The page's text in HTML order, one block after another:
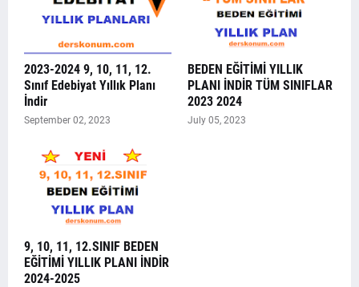
2023-2024 9, 10, 11, 12.
Sınıf Edebiyat Yıllık Planı
İndir
September 02, 2023
BEDEN EĞİTİMİ YILLIK
PLANI İNDİR TÜM SINIFLAR
2023 2024
July 05, 2023
9, 10, 11, 12.SINIF BEDEN
EĞİTİMİ YILLIK PLANI İNDİR
2024-2025